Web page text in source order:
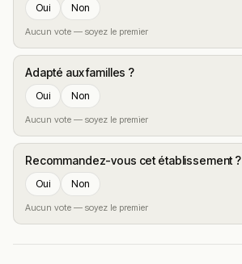
Oui Non
Aucun vote — soyez le premier
Adapté aux familles ?
Oui Non
Aucun vote — soyez le premier
Recommandez-vous cet établissement ?
Oui Non
Aucun vote — soyez le premier